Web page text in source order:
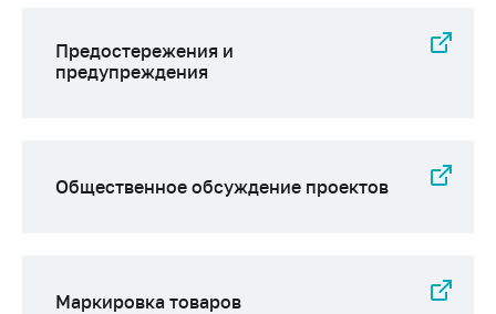
Электронные
обращения
Сообщить о росте
цен на лекарства и
Контакты
Предостережения и
предупреждения
Общественное обсуждение проектов
Маркировка товаров